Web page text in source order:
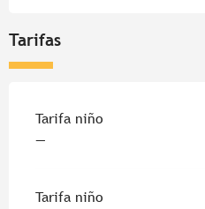
Tarifas
Tarifas 2026
Tarifa niño
—
Tarifa niño